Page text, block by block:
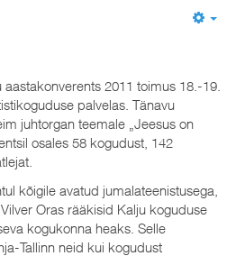
2011 toimus 18.-19.
palvelas. Tänavu
juhtorgan teemale „Jeesus on
osales 58 kogudust, 142
kõigile avatud jumalateenistusega,
Oras rääkisid Kalju koguduse
kogukonna heaks. Selle
Tallinn neid kui kogudust